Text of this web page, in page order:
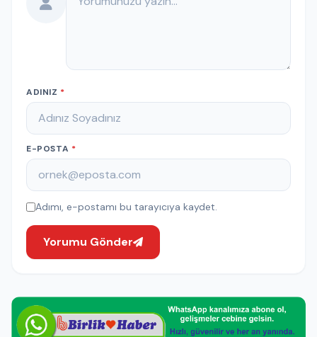
ADINIZ *
E-POSTA *
Adımı, e-postamı bu tarayıcıya kaydet.
Yorumu Gönder